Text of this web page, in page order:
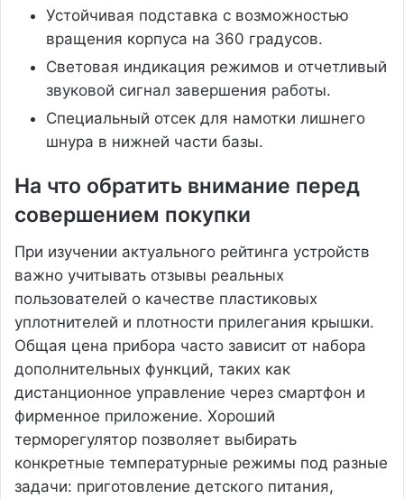
Устойчивая подставка с возможностью
вращения корпуса на 360 градусов.
Световая индикация режимов и отчетливый
звуковой сигнал завершения работы.
Специальный отсек для намотки лишнего
шнура в нижней части базы.
На что обратить внимание перед
совершением покупки
При изучении актуального рейтинга устройств
важно учитывать отзывы реальных
пользователей о качестве пластиковых
уплотнителей и плотности прилегания крышки.
Общая цена прибора часто зависит от набора
дополнительных функций, таких как
дистанционное управление через смартфон и
фирменное приложение. Хороший
терморегулятор позволяет выбирать
конкретные температурные режимы под разные
задачи: приготовление детского питания,